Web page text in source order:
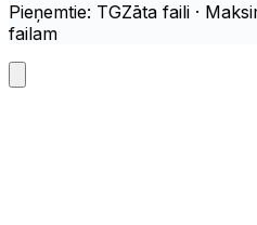
Pieņemtie: TGZāta faili ·
failam